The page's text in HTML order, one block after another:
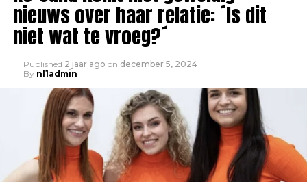
nieuws over haar relatie: ´Is dit
niet wat te vroeg?´
Published 2 jaar ago on december 5, 2024
By nl1admin